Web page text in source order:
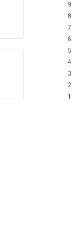
9
8
7
6
5
4
3
2
1